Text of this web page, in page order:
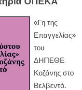
«Γη της
Επαγγελίας»
του
ΔΗΠΕΘΕ
Κοζάνης στο
Βελβεντό.